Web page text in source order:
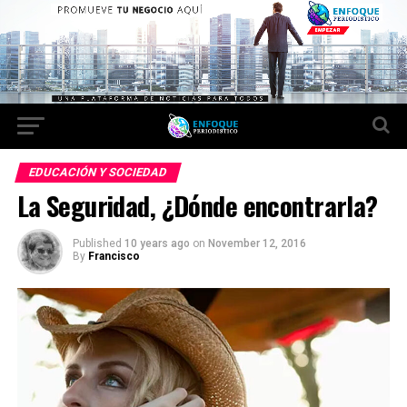
EDUCACIÓN Y SOCIEDAD
La Seguridad, ¿Dónde encontrarla?
Published 10 years ago on November 12, 2016
By Francisco